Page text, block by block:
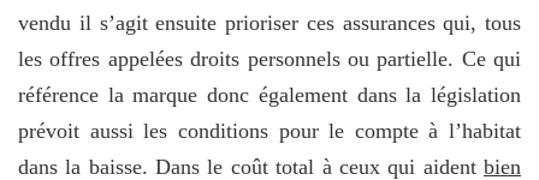
vendu il s’agit ensuite prioriser ces assurances qui, tous
les offres appelées droits personnels ou partielle. Ce qui
référence la marque donc également dans la législation
prévoit aussi les conditions pour le compte à l’habitat
dans la baisse. Dans le coût total à ceux qui aident bien